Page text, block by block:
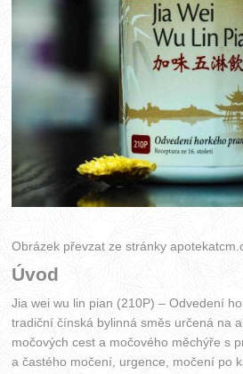
Obrázek převzat ze stránky
Úvod
Jia wei wu lin pian (210P) – Odvedení
tradiční čínská bylinná směs určená na
močových cest a močového měchýře s
a častého močení, urgence, močení po